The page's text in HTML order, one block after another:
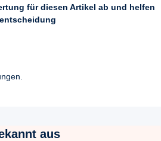
für diesen Artikel ab und helfen
aus